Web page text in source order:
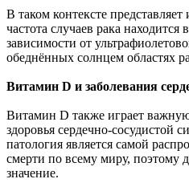
В таком контексте
частота случаев рака
зависимости от
обеднённых солнцем областях
Витамин D и заболевания
Витамин D также играет
здоровья сердечно-сосудистой
патология является самой
смерти по всему миру, поэтому
значение.